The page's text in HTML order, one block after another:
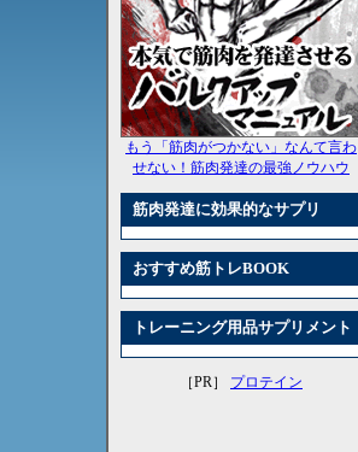
もう「筋肉がつかない」なんて言わ
せない！筋肉発達の最強ノウハウ
筋肉発達に効果的なサプリ
おすすめ筋トレBOOK
トレーニング用品サプリメント
［PR］ プロテイン